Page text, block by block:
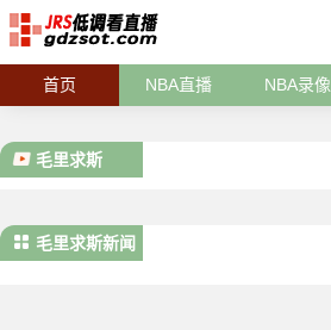
首页 NBA直播 NBA录像
毛里求斯
毛里求斯新闻